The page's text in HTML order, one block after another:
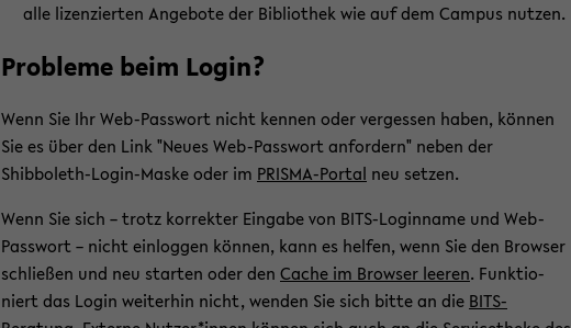
alle li­zen­zier­ten An­ge­bo­te der Bi­blio­thek wie auf dem Cam­pus nut­zen.
Pro­ble­me beim Login?
Wenn Sie Ihr Web-​Passwort nicht ken­nen oder ver­ges­sen haben, kön­nen
Sie es über den Link "Neues Web-​Passwort an­for­dern" neben der
Shibboleth-​Login-Maske oder im PRISMA-​Portal neu set­zen.
Wenn Sie sich – trotz kor­rek­ter Ein­ga­be von BITS-​Loginname und Web-​
Passwort – nicht ein­log­gen kön­nen, kann es hel­fen, wenn Sie den Brow­ser
schlie­ßen und neu star­ten oder den Cache im Brow­ser lee­ren. Funk­tio­
niert das Login wei­ter­hin nicht, wen­den Sie sich bitte an die BITS-​